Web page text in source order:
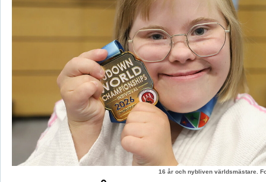
16 år och nybliven världsmästare.